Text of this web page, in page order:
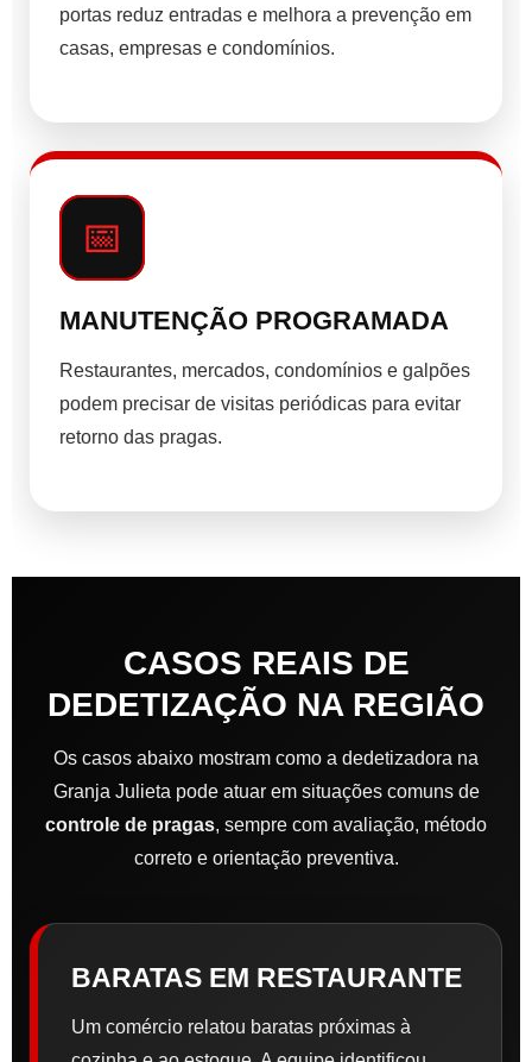
portas reduz entradas e melhora a prevenção em
casas, empresas e condomínios.
📅
MANUTENÇÃO PROGRAMADA
Restaurantes, mercados, condomínios e galpões
podem precisar de visitas periódicas para evitar
retorno das pragas.
CASOS REAIS DE
DEDETIZAÇÃO NA REGIÃO
Os casos abaixo mostram como a dedetizadora na
Granja Julieta pode atuar em situações comuns de
controle de pragas, sempre com avaliação, método
correto e orientação preventiva.
BARATAS EM RESTAURANTE
Um comércio relatou baratas próximas à